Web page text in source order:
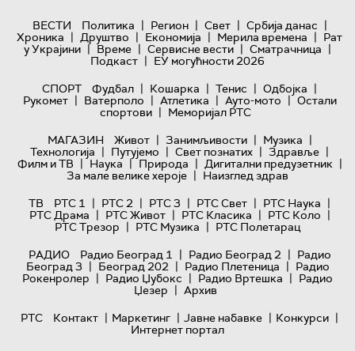
ВЕСТИ Политика | Регион | Свет | Србија данас |
Хроника | Друштво | Економија | Мерила времена | Рат
у Украјини | Време | Сервисне вести | Сматрачница |
Подкаст | ЕУ могућности 2026
СПОРТ
Фудбал | Кошарка | Тенис | Одбојка |
Рукомет | Ватерполо | Атлетика | Ауто-мото | Остали
спортови | Меморијал РТС
МАГАЗИН
Живот | Занимљивости | Музика |
Технологијa | Путујемо | Свет познатих | Здравље |
Филм и ТВ | Наука | Природа | Дигитални предузетник |
За мале велике хероје | Наизглед здрав
ТВ
РТС 1 | РТС 2 | РТС 3 | РТС Свет | РТС Наука |
РТС Драма | РТС Живот | РТС Класика | РТС Коло |
РТС Трезор | РТС Музика | РТС Полетарац
РАДИО
Радио Београд 1 | Радио Београд 2 | Радио
Београд 3 | Београд 202 | Радио Плетеница | Радио
Рокенролер | Радио Џубокс | Радио Вртешка | Радио
Џезер | Архив
РТС
Контакт | Маркетинг | Јавне набавке | Конкурси |
Интернет портал